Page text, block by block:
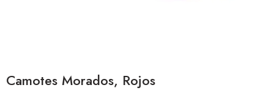
Camotes Morados, Rojos